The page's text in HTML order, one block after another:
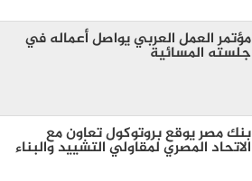
مؤتمر العمل العربي يواصل أعماله في
جلسته المسائية
بنك مصر يوقع بروتوكول تعاون مع
الاتحاد المصري لمقاولي التشييد والبناء